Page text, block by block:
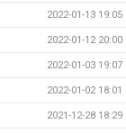
2022-01-13 19:05
2022-01-12 20:00
2022-01-03 19:07
2022-01-02 18:01
2021-12-28 18:29